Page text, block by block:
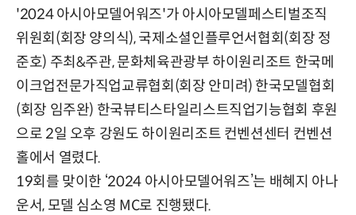
'2024 아시아모델어워즈'가 아시아모델페스티벌조직
위원회(회장 양의식), 국제소셜인플루언서협회(회장 정
준호) 주최&주관, 문화체육관광부 하이원리조트 한국메
이크업전문가직업교류협회(회장 안미려) 한국모델협회
(회장 임주완) 한국뷰티스타일리스트직업기능협회 후원
으로 2일 오후 강원도 하이원리조트 컨벤션센터 컨벤션
홀에서 열렸다.
19회를 맞이한 ‘2024 아시아모델어워즈’는 배혜지 아나
운서, 모델 심소영 MC로 진행됐다.